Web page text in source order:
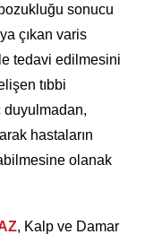
sonucu
çıkan varis
tedavi edilmesini
tıbbi
hastaların
olanak
, Kalp ve Damar